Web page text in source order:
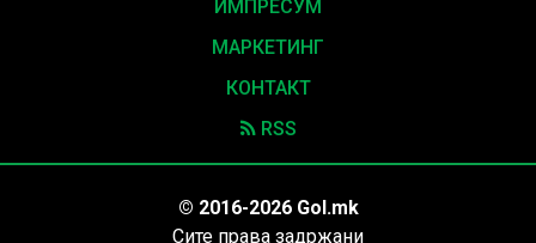
ИМПРЕСУМ
МАРКЕТИНГ
КОНТАКТ
RSS
© 2016-2026 Gol.mk
Сите права задржани